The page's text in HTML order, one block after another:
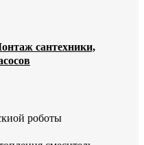
сантехники,
роботы